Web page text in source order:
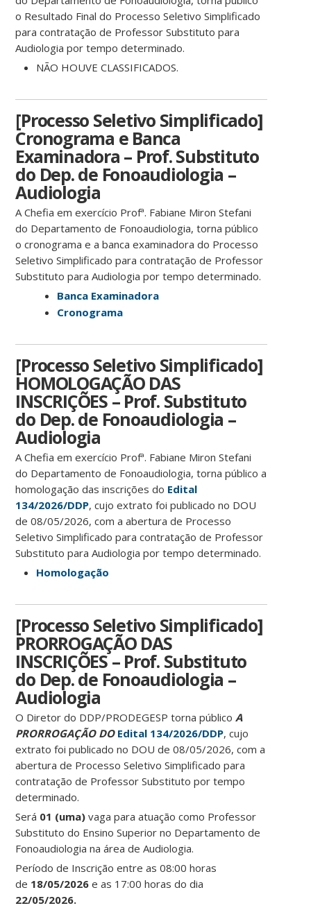
o Resultado Final do Processo Seletivo Simplificado
para contratação de Professor Substituto para
Audiologia por tempo determinado.
NÃO HOUVE CLASSIFICADOS.
[Processo Seletivo Simplificado]
Cronograma e Banca
Examinadora – Prof. Substituto
do Dep. de Fonoaudiologia –
Audiologia
A Chefia em exercício Profª. Fabiane Miron Stefani
do Departamento de Fonoaudiologia, torna público
o cronograma e a banca examinadora do Processo
Seletivo Simplificado para contratação de Professor
Substituto para Audiologia por tempo determinado.
Banca Examinadora
Cronograma
[Processo Seletivo Simplificado]
HOMOLOGAÇÃO DAS
INSCRIÇÕES – Prof. Substituto
do Dep. de Fonoaudiologia –
Audiologia
A Chefia em exercício Profª. Fabiane Miron Stefani
do Departamento de Fonoaudiologia, torna público a
homologação das inscrições do Edital
134/2026/DDP, cujo extrato foi publicado no DOU
de 08/05/2026, com a abertura de Processo
Seletivo Simplificado para contratação de Professor
Substituto para Audiologia por tempo determinado.
Homologação
[Processo Seletivo Simplificado]
PRORROGAÇÃO DAS
INSCRIÇÕES – Prof. Substituto
do Dep. de Fonoaudiologia –
Audiologia
O Diretor do DDP/PRODEGESP torna públicoA
PRORROGAÇÃO DO Edital 134/2026/DDP, cujo
extrato foi publicado no DOU de 08/05/2026, com a
abertura de Processo Seletivo Simplificado para
contratação de Professor Substituto por tempo
determinado.
Será 01 (uma) vaga para atuação como Professor
Substituto do Ensino Superior no Departamento de
Fonoaudiologia na área de Audiologia.
Período de Inscrição entre as 08:00 horas
de 18/05/2026 e as 17:00 horas do dia
22/05/2026.